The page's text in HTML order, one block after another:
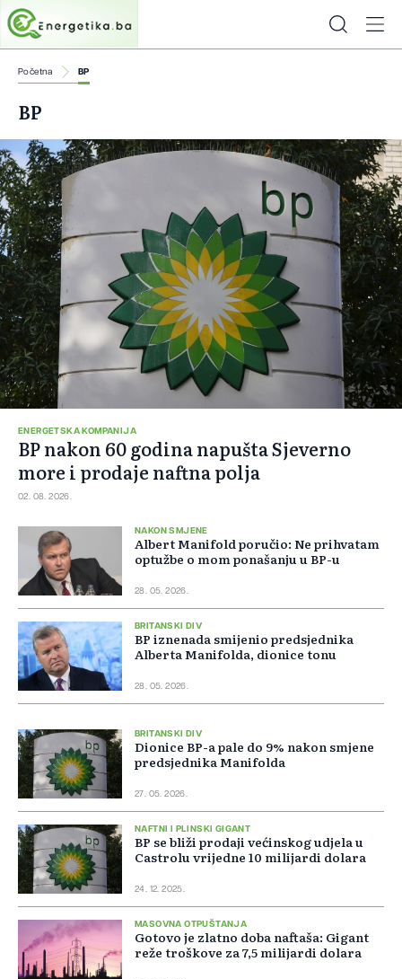
Početna BP
BP
ENERGETSKA KOMPANIJA
BP nakon 60 godina napušta Sjeverno
more i prodaje naftna polja
02. 08. 2026.
NAKON SMJENE
Albert Manifold poručio: Ne prihvatam
optužbe o mom ponašanju u BP-u
28. 05. 2026.
BRITANSKI DIV
BP iznenada smijenio predsjednika
Alberta Manifolda, dionice tonu
28. 05. 2026.
BRITANSKI DIV
Dionice BP-a pale do 9% nakon smjene
predsjednika Manifolda
27. 05. 2026.
NAFTNI I PLINSKI GIGANT
BP se bliži prodaji većinskog udjela u
Castrolu vrijedne 10 milijardi dolara
24. 12. 2025.
MASOVNA OTPUŠTANJA
Gotovo je zlatno doba naftaša: Gigant
reže troškove za 7,5 milijardi dolara